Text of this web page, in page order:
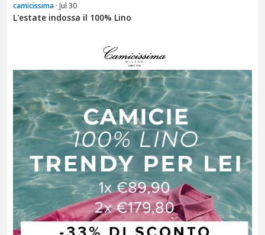
camicissima · Jul 30
L'estate indossa il 100% Lino